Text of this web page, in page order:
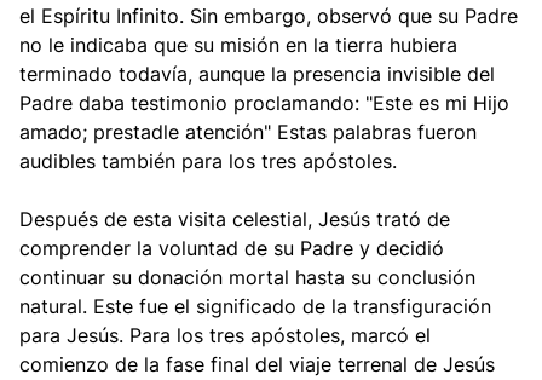
el Espíritu Infinito. Sin embargo, observó que su Padre
no le indicaba que su misión en la tierra hubiera
terminado todavía, aunque la presencia invisible del
Padre daba testimonio proclamando: "Este es mi Hijo
amado; prestadle atención" Estas palabras fueron
audibles también para los tres apóstoles.
Después de esta visita celestial, Jesús trató de
comprender la voluntad de su Padre y decidió
continuar su donación mortal hasta su conclusión
natural. Este fue el significado de la transfiguración
para Jesús. Para los tres apóstoles, marcó el
comienzo de la fase final del viaje terrenal de Jesús